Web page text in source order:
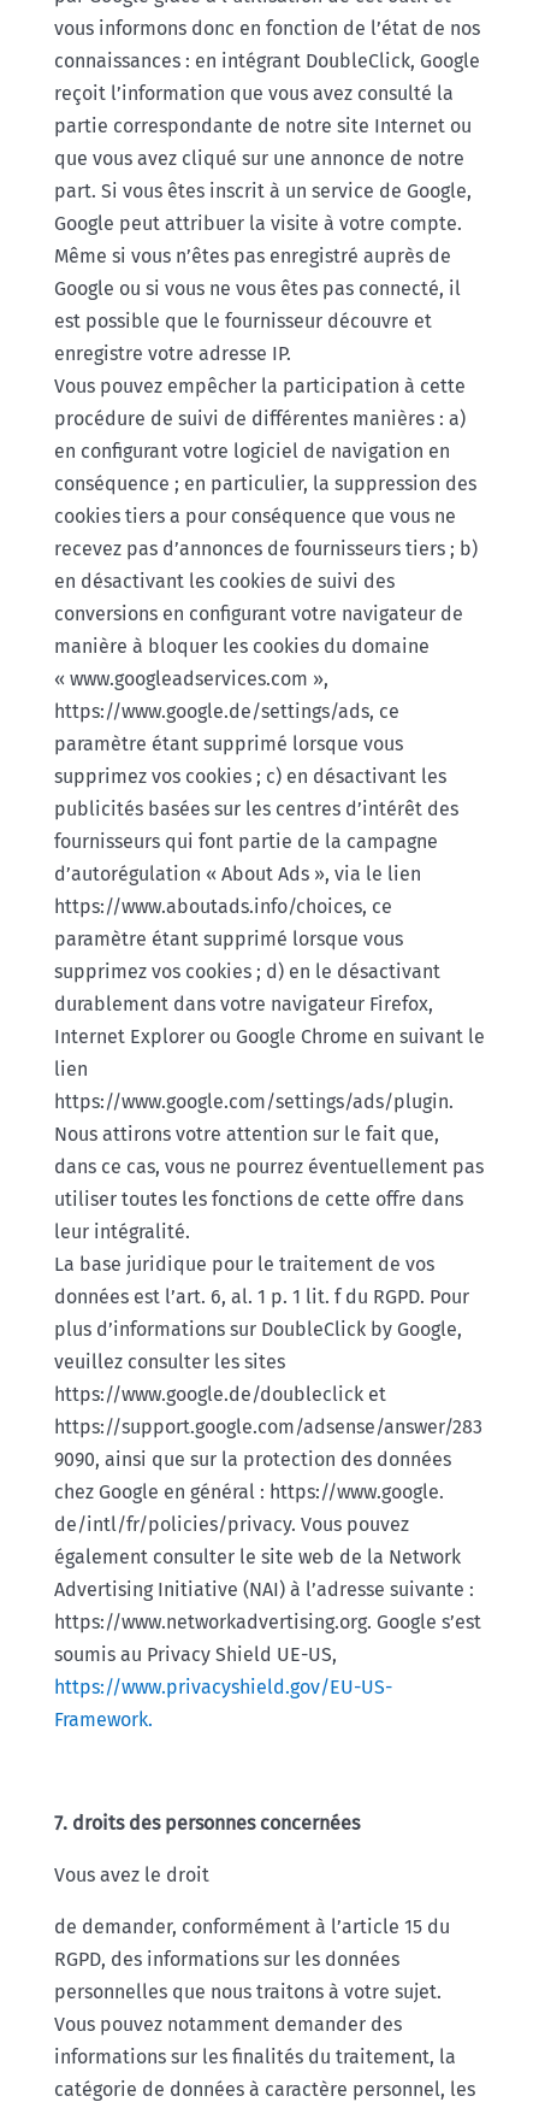
vous informons donc en fonction de l’état de nos
connaissances : en intégrant DoubleClick, Google
reçoit l’information que vous avez consulté la
partie correspondante de notre site Internet ou
que vous avez cliqué sur une annonce de notre
part. Si vous êtes inscrit à un service de Google,
Google peut attribuer la visite à votre compte.
Même si vous n’êtes pas enregistré auprès de
Google ou si vous ne vous êtes pas connecté, il
est possible que le fournisseur découvre et
enregistre votre adresse IP.
Vous pouvez empêcher la participation à cette
procédure de suivi de différentes manières : a)
en configurant votre logiciel de navigation en
conséquence ; en particulier, la suppression des
cookies tiers a pour conséquence que vous ne
recevez pas d’annonces de fournisseurs tiers ; b)
en désactivant les cookies de suivi des
conversions en configurant votre navigateur de
manière à bloquer les cookies du domaine
« www.googleadservices.com »,
https://www.google.de/settings/ads, ce
paramètre étant supprimé lorsque vous
supprimez vos cookies ; c) en désactivant les
publicités basées sur les centres d’intérêt des
fournisseurs qui font partie de la campagne
d’autorégulation « About Ads », via le lien
https://www.aboutads.info/choices, ce
paramètre étant supprimé lorsque vous
supprimez vos cookies ; d) en le désactivant
durablement dans votre navigateur Firefox,
Internet Explorer ou Google Chrome en suivant le
lien
https://www.google.com/settings/ads/plugin.
Nous attirons votre attention sur le fait que,
dans ce cas, vous ne pourrez éventuellement pas
utiliser toutes les fonctions de cette offre dans
leur intégralité.
La base juridique pour le traitement de vos
données est l’art. 6, al. 1 p. 1 lit. f du RGPD. Pour
plus d’informations sur DoubleClick by Google,
veuillez consulter les sites
https://www.google.de/doubleclick et
https://support.google.com/adsense/answer/283
9090, ainsi que sur la protection des données
chez Google en général : https://www.google.
de/intl/fr/policies/privacy. Vous pouvez
également consulter le site web de la Network
Advertising Initiative (NAI) à l’adresse suivante :
https://www.networkadvertising.org. Google s’est
soumis au Privacy Shield UE-US,
https://www.privacyshield.gov/EU-US-
Framework.
7. droits des personnes concernées
Vous avez le droit
de demander, conformément à l’article 15 du
RGPD, des informations sur les données
personnelles que nous traitons à votre sujet.
Vous pouvez notamment demander des
informations sur les finalités du traitement, la
catégorie de données à caractère personnel, les